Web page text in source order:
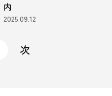
内
2025.09.12
次